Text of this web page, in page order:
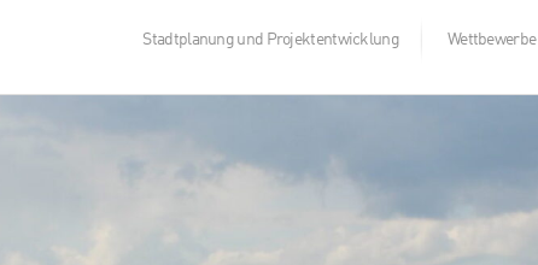
Stadtplanung und Projektentwicklung Wettbewerbe